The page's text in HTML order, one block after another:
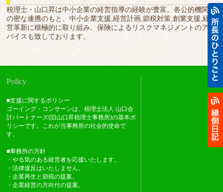
税理士・山口昇は中小企業の経営指導の経験が豊富。各公的機関と
の密な連携のもと、中小企業支援,経営計画,節税対策,創業支援,経
営革新に積極的に取り組み、保険によるリスクマネジメントのアド
バイスも致しております。
Policy
■支援に関するポリシー
ゴーイング・コンサーンは、税理士法人 山口会
計パートナーズ(旧山口昇税理士事務所)の基本ポ
リシーです。これが当事務所の社会的使命で
す。
■事務所の方針
・やる気のある経営者を応援いたします。
・法律違反はいたしません。
・企業再生と節税の提案。
・企業経営の方向付の提案。